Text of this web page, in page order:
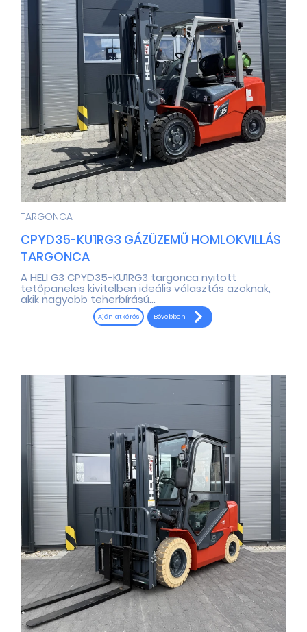
TARGONCA
CPYD35-KU1RG3 GÁZÜZEMŰ HOMLOKVILLÁS
TARGONCA
A HELI G3 CPYD35-KU1RG3 targonca nyitott
tetőpaneles kivitelben ideális választás azoknak,
akik nagyobb teherbírású...
Ajánlatkérés Bővebben